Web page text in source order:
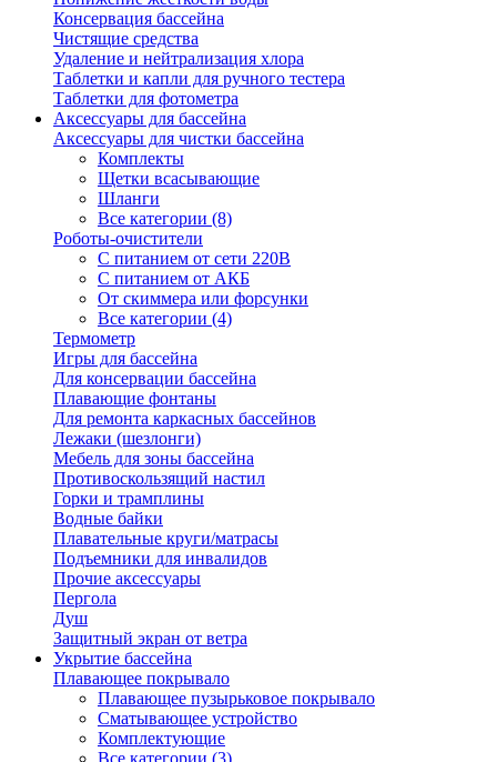
Консервация бассейна
Чистящие средства
Удаление и нейтрализация хлора
Таблетки и капли для ручного тестера
Таблетки для фотометра
Аксессуары для бассейна
Аксессуары для чистки бассейна
Комплекты
Щетки всасывающие
Шланги
Все категории (8)
Роботы-очистители
С питанием от сети 220В
С питанием от АКБ
От скиммера или форсунки
Все категории (4)
Термометр
Игры для бассейна
Для консервации бассейна
Плавающие фонтаны
Для ремонта каркасных бассейнов
Лежаки (шезлонги)
Мебель для зоны бассейна
Противоскользящий настил
Горки и трамплины
Водные байки
Плавательные круги/матрасы
Подъемники для инвалидов
Прочие аксессуары
Пергола
Душ
Защитный экран от ветра
Укрытие бассейна
Плавающее покрывало
Плавающее пузырьковое покрывало
Сматывающее устройство
Комплектующие
Все категории (3)